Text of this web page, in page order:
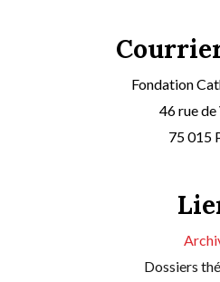
Fondation
46 rue
75 015
Dossiers